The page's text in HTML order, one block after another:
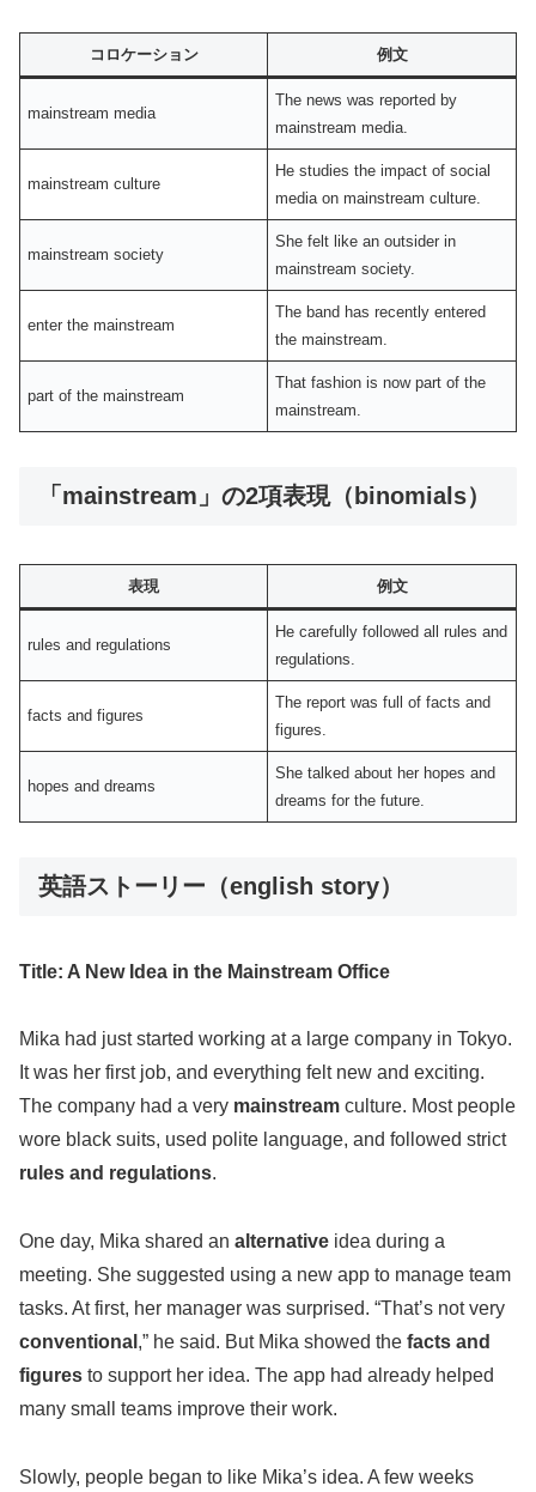
コロケーション 例文
mainstream media
The news was reported by
mainstream media.
mainstream culture
He studies the impact of social
media on mainstream culture.
mainstream society
She felt like an outsider in
mainstream society.
enter the mainstream
The band has recently entered
the mainstream.
part of the mainstream
That fashion is now part of the
mainstream.
「mainstream」の2項表現（binomials）
表現 例文
rules and regulations
He carefully followed all rules and
regulations.
facts and figures
The report was full of facts and
figures.
hopes and dreams
She talked about her hopes and
dreams for the future.
英語ストーリー（english story）
Title: A New Idea in the Mainstream Office
Mika had just started working at a large company in Tokyo.
It was her first job, and everything felt new and exciting.
The company had a very mainstream culture. Most people
wore black suits, used polite language, and followed strict
rules and regulations.
One day, Mika shared an alternative idea during a
meeting. She suggested using a new app to manage team
tasks. At first, her manager was surprised. “That’s not very
conventional ,” he said. But Mika showed the facts and
figures to support her idea. The app had already helped
many small teams improve their work.
Slowly, people began to like Mika’s idea. A few weeks